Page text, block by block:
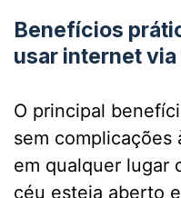
Benefícios
usar internet
O principal
sem complicações
em qualquer lugar
céu esteja aberto